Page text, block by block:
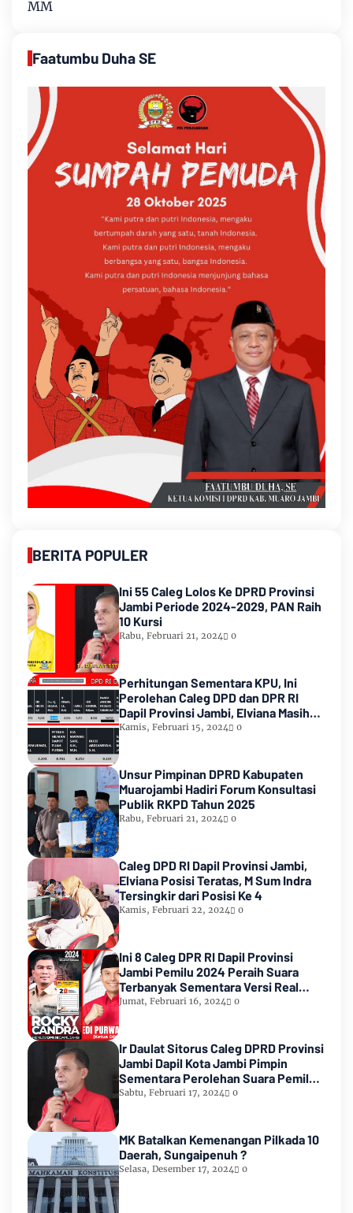
MM
Faatumbu Duha SE
BERITA POPULER
Ini 55 Caleg Lolos Ke DPRD Provinsi
Jambi Periode 2024-2029, PAN Raih
10 Kursi
Rabu, Februari 21, 2024 0
Perhitungan Sementara KPU, Ini
Perolehan Caleg DPD dan DPR RI
Dapil Provinsi Jambi, Elviana Masih
Urutan Kedua Teratas
Kamis, Februari 15, 2024 0
Unsur Pimpinan DPRD Kabupaten
Muarojambi Hadiri Forum Konsultasi
Publik RKPD Tahun 2025
Rabu, Februari 21, 2024 0
Caleg DPD RI Dapil Provinsi Jambi,
Elviana Posisi Teratas, M Sum Indra
Tersingkir dari Posisi Ke 4
Kamis, Februari 22, 2024 0
Ini 8 Caleg DPR RI Dapil Provinsi
Jambi Pemilu 2024 Peraih Suara
Terbanyak Sementara Versi Real
Count KPU RI
Jumat, Februari 16, 2024 0
Ir Daulat Sitorus Caleg DPRD Provinsi
Jambi Dapil Kota Jambi Pimpin
Sementara Perolehan Suara Pemilu
2024
Sabtu, Februari 17, 2024 0
MK Batalkan Kemenangan Pilkada 10
Daerah, Sungaipenuh ?
Selasa, Desember 17, 2024 0